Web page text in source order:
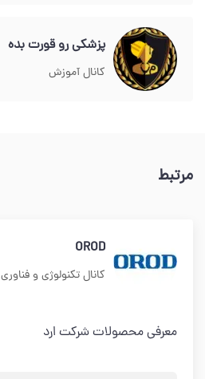
پزشکی رو قورت بده
کانال آموزش
مرتبط
OROD
کانال تکنولوژی و فناوری
معرفی محصولات شرکت ارد